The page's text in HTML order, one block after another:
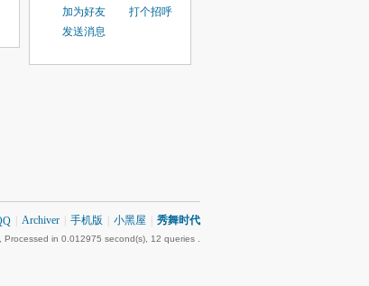
加为好友
打个招呼
发送消息
Archiver 手机版 小黑屋 秀舞时代
, Processed in 0.012975 second(s), 12 queries .